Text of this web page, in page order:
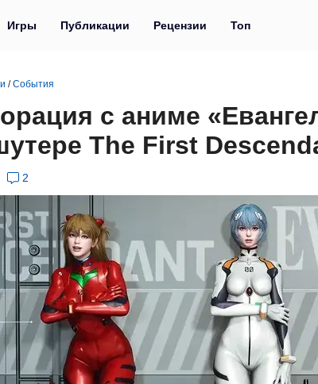
Игры Публикации Рецензии Топ
/События
с аниме
The First
2